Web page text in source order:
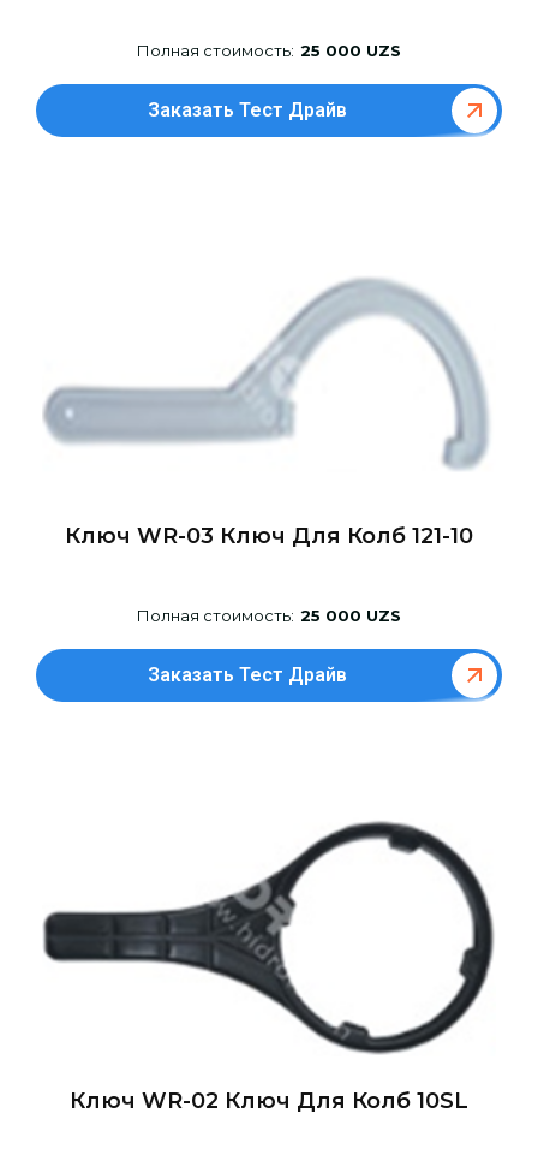
Полная стоимость: 25 000 UZS
Заказать Тест Драйв
Ключ WR-03 Ключ Для Колб 121-10
Полная стоимость: 25 000 UZS
Заказать Тест Драйв
Ключ WR-02 Ключ Для Колб 10SL